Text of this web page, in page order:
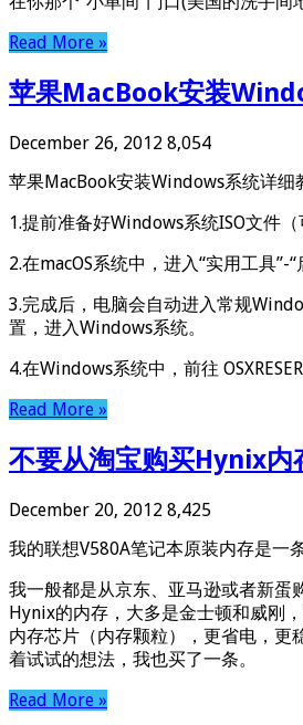
Read More »
苹果MacBook安装
December 26, 2012 8,054
苹果MacBook安装Windows系统详细
1.提前准备好Windows系统ISO文件
2.在macOS系统中，进入“实用工具
3.完成后，电脑会自动进入常规
置，进入Windows系统。
4.在Windows系统中，前往
Read More »
不要从淘宝购买Hynix内
December 20, 2012 8,425
我的联想V580A笔记本原装内存是一
我一般都是从京东、亚马逊或者新蛋
Hynix的内存，大多是金士顿和威刚
内存芯片（内存颗粒），更省电，更
着试试的想法，我也买了一条。
Read More »